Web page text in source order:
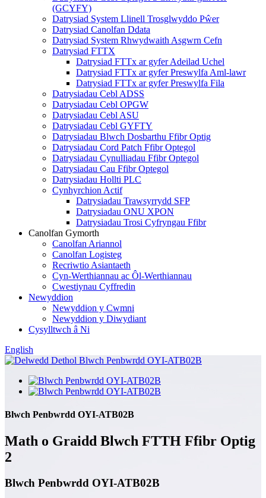
(GCYFY)
Datrysiad System Llinell Trosglwyddo Pŵer
Datrysiad Canolfan Ddata
Datrysiad System Rhwydwaith Asgwrn Cefn
Datrysiad FTTX
Datrysiad FTTx ar gyfer Adeilad Uchel
Datrysiad FTTx ar gyfer Preswylfa Aml-lawr
Datrysiad FTTx ar gyfer Preswylfa Fila
Datrysiadau Cebl ADSS
Datrysiadau Cebl OPGW
Datrysiadau Cebl ASU
Datrysiadau Cebl GYFTY
Datrysiadau Blwch Dosbarthu Ffibr Optig
Datrysiadau Cord Patch Ffibr Optegol
Datrysiadau Cynulliadau Ffibr Optegol
Datrysiadau Cau Ffibr Optegol
Datrysiadau Hollti PLC
Cynhyrchion Actif
Datrysiadau Trawsyrrydd SFP
Datrysiadau ONU XPON
Datrysiadau Trosi Cyfryngau Ffibr
Canolfan Gymorth
Canolfan Ariannol
Canolfan Logisteg
Recriwtio Asiantaeth
Cyn-Werthiannau ac Ôl-Werthiannau
Cwestiynau Cyffredin
Newyddion
Newyddion y Cwmni
Newyddion y Diwydiant
Cysylltwch â Ni
English
Blwch Penbwrdd OYI-ATB02B
Math o Graidd Blwch FTTH Ffibr Optig
2
Blwch Penbwrdd OYI-ATB02B